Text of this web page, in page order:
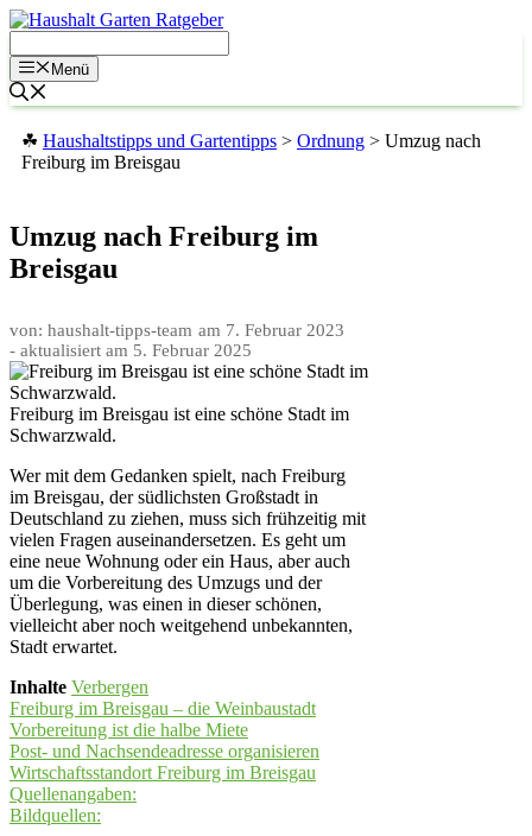
Zum
springenMenü
☘ Haushaltstipps und Gartentipps > Ordnung > Umzug nach
Freiburg im Breisgau
Umzug nach Freiburg im
Breisgau
von: haushalt-tipps-team am 7. Februar 2023
- aktualisiert am 5. Februar 2025
Freiburg im Breisgau ist eine schöne Stadt im
Schwarzwald.
Wer mit dem Gedanken spielt, nach Freiburg
im Breisgau, der südlichsten Großstadt in
Deutschland zu ziehen, muss sich frühzeitig mit
vielen Fragen auseinandersetzen. Es geht um
eine neue Wohnung oder ein Haus, aber auch
um die Vorbereitung des Umzugs und der
Überlegung, was einen in dieser schönen,
vielleicht aber noch weitgehend unbekannten,
Stadt erwartet.
Inhalte Verbergen
Freiburg im Breisgau – die Weinbaustadt
Vorbereitung ist die halbe Miete
Post- und Nachsendeadresse organisieren
Wirtschaftsstandort Freiburg im Breisgau
Quellenangaben:
Bildquellen: